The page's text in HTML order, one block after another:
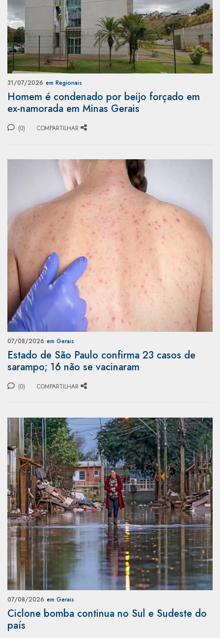
31/07/2026 em Regionais
Homem é condenado por beijo forçado em
ex-namorada em Minas Gerais
(0) COMPARTILHAR
07/08/2026 em Gerais
Estado de São Paulo confirma 23 casos de
sarampo; 16 não se vacinaram
(0) COMPARTILHAR
07/08/2026 em Gerais
Ciclone bomba continua no Sul e Sudeste do
país